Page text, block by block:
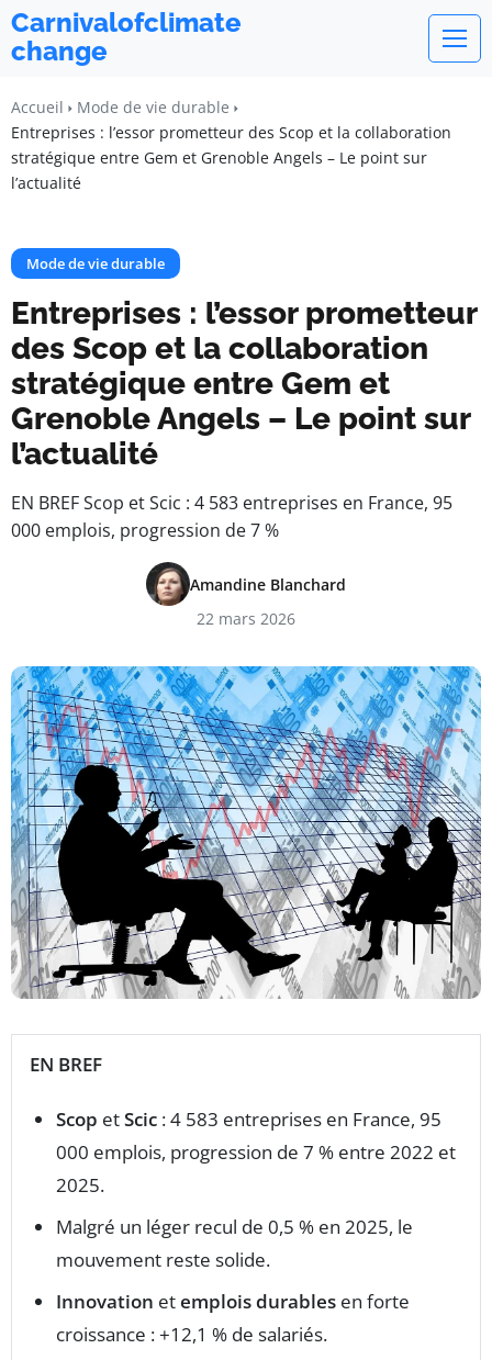
Carnivalofclimate
change
Accueil
Mode de vie durable
Entreprises : l’essor prometteur des Scop et la collaboration
stratégique entre Gem et Grenoble Angels – Le point sur
l’actualité
Mode de vie durable
Entreprises : l’essor prometteur
des Scop et la collaboration
stratégique entre Gem et
Grenoble Angels – Le point sur
l’actualité
EN BREF Scop et Scic : 4 583 entreprises en France, 95
000 emplois, progression de 7 %
Amandine Blanchard
22 mars 2026
EN BREF
Scop etScic : 4 583 entreprises en France, 95
000 emplois, progression de 7 % entre 2022 et
2025.
Malgré un léger recul de 0,5 % en 2025, le
mouvement reste solide.
Innovation etemplois durables en forte
croissance : +12,1 % de salariés.